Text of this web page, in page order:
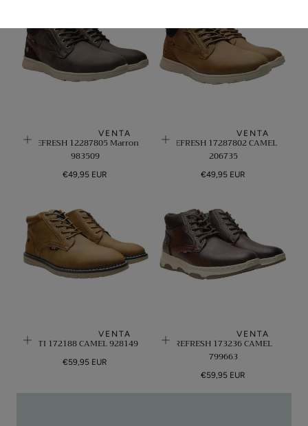
I
Ó
:
VENTA
REFRESH 12287805 Marron
983509
Precio
€49,95 EUR
VENTA
REFRESH 17287802 CAMEL
206735
Precio
€49,95 EUR
VENTA
XTI 172188 CAMEL 928149
Precio
€59,95 EUR
VENTA
REFRESH 173236 CAMEL
799663
Precio
€59,95 EUR